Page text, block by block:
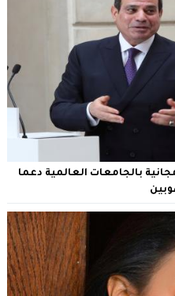
تعليم مجانية بالجامعات العالمية دعما